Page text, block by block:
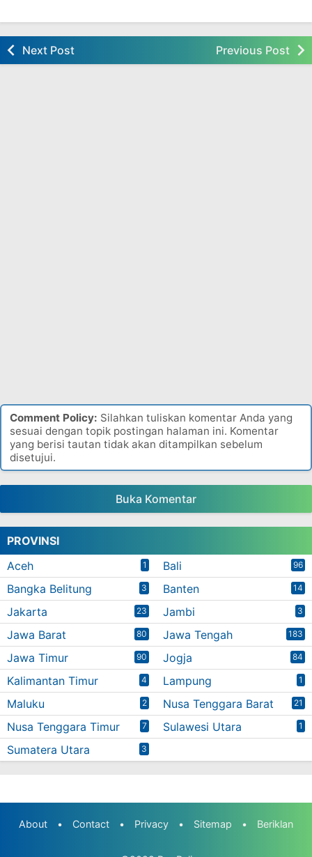
Next Post Previous Post
Comment Policy: Silahkan tuliskan komentar Anda yang
sesuai dengan topik postingan halaman ini. Komentar
yang berisi tautan tidak akan ditampilkan sebelum
disetujui.
Buka Komentar
PROVINSI
Aceh
1 Bali 96
Bangka Belitung 3 Banten 14
Jakarta 23 Jambi 3
Jawa Barat 80 Jawa Tengah 183
Jawa Timur 90 Jogja 84
Kalimantan Timur 4 Lampung 1
Maluku 2 Nusa Tenggara Barat 21
Nusa Tenggara Timur 7 Sulawesi Utara 1
Sumatera Utara 3
About • Contact • Privacy • Sitemap • Beriklan